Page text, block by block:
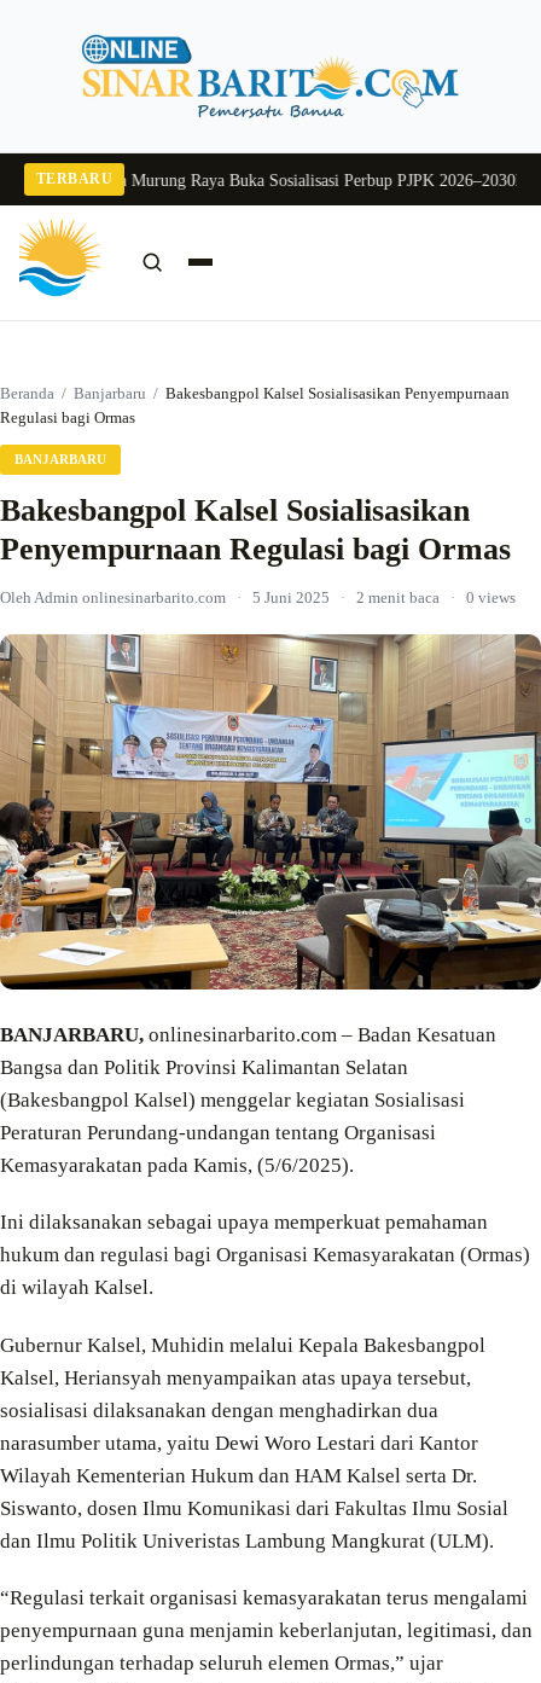
TERBARU
Pj Sekda Murung Raya Buka Sosialisasi Perbup PJPK 2026–2030Dukung
Beranda / Banjarbaru / Bakesbangpol Kalsel Sosialisasikan Penyempurnaan
Regulasi bagi Ormas
BANJARBARU
Bakesbangpol Kalsel Sosialisasikan
Penyempurnaan Regulasi bagi Ormas
Oleh Admin onlinesinarbarito.com · 5 Juni 2025 · 2 menit baca · 0 views
BANJARBARU, onlinesinarbarito.com – Badan Kesatuan
Bangsa dan Politik Provinsi Kalimantan Selatan
(Bakesbangpol Kalsel) menggelar kegiatan Sosialisasi
Peraturan Perundang-undangan tentang Organisasi
Kemasyarakatan pada Kamis, (5/6/2025).
Ini dilaksanakan sebagai upaya memperkuat pemahaman
hukum dan regulasi bagi Organisasi Kemasyarakatan (Ormas)
di wilayah Kalsel.
Gubernur Kalsel, Muhidin melalui Kepala Bakesbangpol
Kalsel, Heriansyah menyampaikan atas upaya tersebut,
sosialisasi dilaksanakan dengan menghadirkan dua
narasumber utama, yaitu Dewi Woro Lestari dari Kantor
Wilayah Kementerian Hukum dan HAM Kalsel serta Dr.
Siswanto, dosen Ilmu Komunikasi dari Fakultas Ilmu Sosial
dan Ilmu Politik Univeristas Lambung Mangkurat (ULM).
“Regulasi terkait organisasi kemasyarakatan terus mengalami
penyempurnaan guna menjamin keberlanjutan, legitimasi, dan
perlindungan terhadap seluruh elemen Ormas,” ujar